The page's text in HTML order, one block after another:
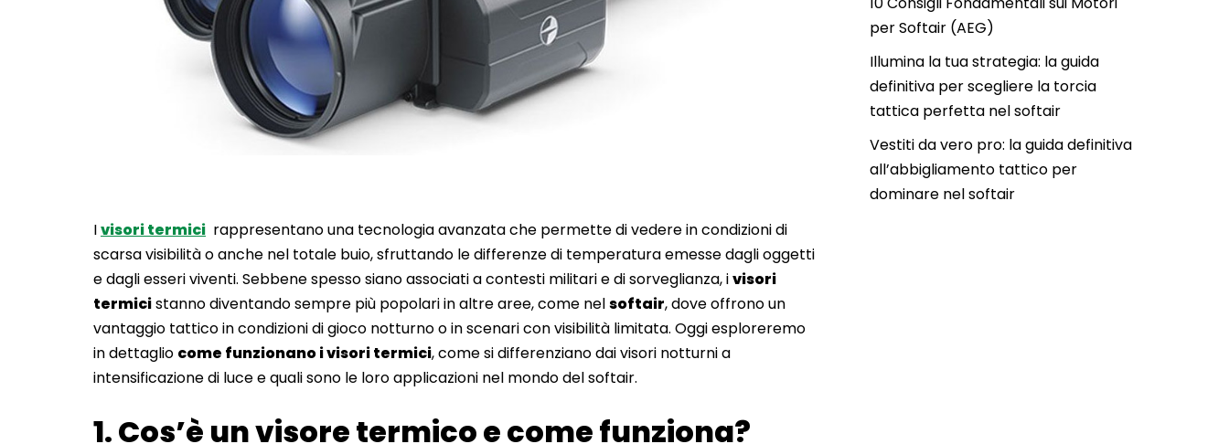
Ivisori termici rappresentano una tecnologia avanzata che permette di vedere in condizioni di
scarsa visibilità o anche nel totale buio, sfruttando le differenze di temperatura emesse dagli oggetti
e dagli esseri viventi. Sebbene spesso siano associati a contesti militari e di sorveglianza, ivisori
termicistanno diventando sempre più popolari in altre aree, come nelsoftair, dove offrono un
vantaggio tattico in condizioni di gioco notturno o in scenari con visibilità limitata. Oggi esploreremo
in dettaglio come funzionano i visori termici, come si differenziano dai visori notturni a
intensificazione di luce e quali sono le loro applicazioni nel mondo del softair.
1. Cos’è un visore termico e come funziona?
per Softair (AEG)
Illumina la tua strategia: la guida
definitiva per scegliere la torcia
tattica perfetta nel softair
Vestiti da vero pro: la guida definitiva
all’abbigliamento tattico per
dominare nel softair